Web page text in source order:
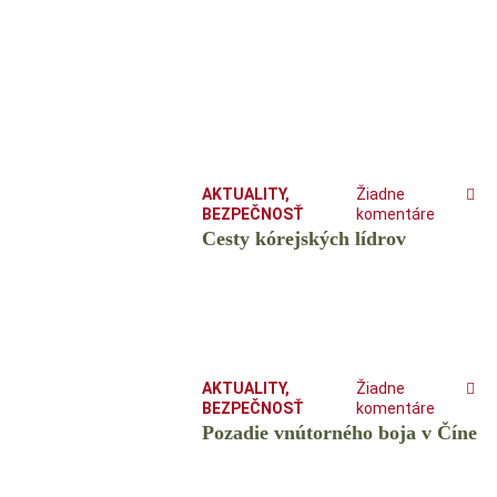
AKTUALITY,
BEZPEČNOSŤ
Žiadne
komentáre
Cesty kórejských lídrov
AKTUALITY,
BEZPEČNOSŤ
Žiadne
komentáre
Pozadie vnútorného boja v Číne